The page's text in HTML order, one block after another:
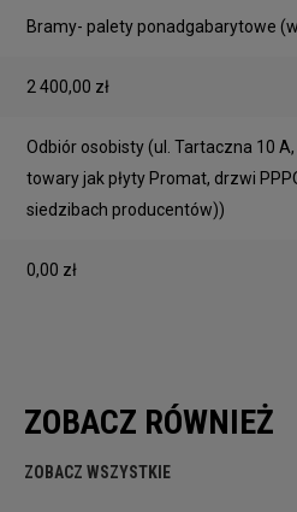
Bramy- palety ponadgabarytowe
2 400,00 zł
Odbiór osobisty(ul. Tartaczna 10
towary jak płyty Promat, drzwi
siedzibach producentów))
0,00 zł
ZOBACZ RÓWNIEŻ
ZOBACZ WSZYSTKIE